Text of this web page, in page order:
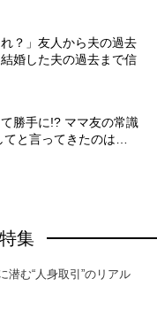
？」友人から夫の過去
婚した夫の過去まで信
勝手に!? ママ友の常識
てと言ってきたのは…
集
潜む“人身取引”のリアル